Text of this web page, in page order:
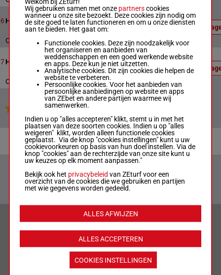
6 Handicap 7 1226m 21:20
Officiële
uitslag:
7 - 2 - 3
Officiële uitslag : 7 - 2 - 3 - 4
7Handicap 7 2462m21:50 uitslag:
- 4
Officiële uitslag : 8 - 7 - 6 - 4
Jouw favoriete paarden
VERANTWOORD WEDDEN & PRIVACYVERKLARING
Wij gebruiken samen met onze partnerscookies
wanneer u onze site bezoekt. Deze cookies zijn nodig om
de site goed te laten functioneren en om u onze diensten
aan te bieden. Het gaat om:
Functionele cookies. Deze zijn noodzakelijk voor
het organiseren en aanbieden van
weddenschappen en een goed werkende website
en apps. Deze kun je niet uitzetten.
Analytische cookies. Dit zijn cookies die helpen de
website te verbeteren.
Persoonlijke cookies. Voor het aanbieden van
persoonlijke aanbiedingen op website en apps
van ZEbet en andere partijen waarmee wij
samenwerken.
Indien u op "alles accepteren" klikt, stemt u in met het
plaatsen van deze soorten cookies. Indien u op "alles
weigeren" klikt, worden alleen functionele cookies
geplaatst. Via de knop "cookies instellingen" kunt u uw
cookievoorkeuren op basis van hun doel instellen. Via de
knop "cookies" aan de rechterzijde van onze site kunt u
uw keuzes op elk moment aanpassen."
Bekijk ook het privacybeleid van ZEturf voor een
overzicht van de cookies die we gebruiken en partijen
met wie gegevens worden gedeeld.
ALLES ACCEPTEREN
ALLES AFWIJZEN
COOKIES INSTELLINGEN